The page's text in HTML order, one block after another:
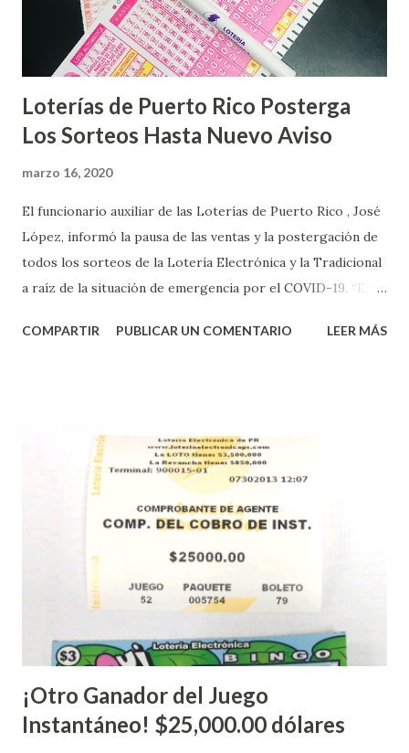
Loterías de Puerto Rico Posterga
Los Sorteos Hasta Nuevo Aviso
marzo 16, 2020
El funcionario auxiliar de las Loterías de Puerto Rico , José
López, informó la pausa de las ventas y la postergación de
todos los sorteos de la Lotería Electrónica y la Tradicional
a raíz de la situación de emergencia por el COVID-19. “En
proteger la salud de nuestros empleados, vendedores y
instantáneos”, indicó López. Sobre el sorteo de Powerball,
López explicó que el mismo se continuará realizando en los
Estados Unidos y los jugadores podrán conocer los
números ganadores del mismo a través de la página
aquellos con jugadas anticipadas de los sorteos locales (
Loto, Revancha, Pega 2, Pega 3 Pega 4 ) se les informará
Mientras, que l...
COMPARTIR PUBLICAR UN COMENTARIO LEER MÁS
¡Otro Ganador del Juego
Instantáneo! $25,000.00 dólares